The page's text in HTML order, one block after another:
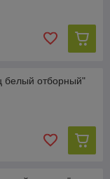
белый отборный"